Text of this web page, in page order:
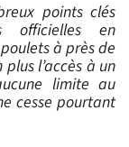
points clés
officielles en
à près de
l’accès à un
limite au
cesse pourtant